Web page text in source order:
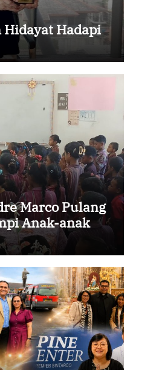
Hadapi
Marco Pulang
Anak-anak